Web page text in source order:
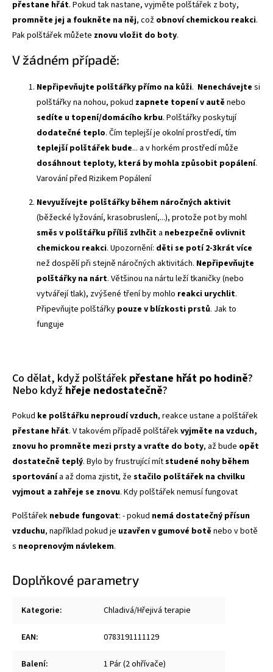
přestane hřát. Pokud tak nastane, vyjměte polštářek z boty,
promněte jej a foukněte na něj, což obnoví chemickou reakci.
Pak polštářek můžete znovu vložit do boty.
V žádném případě:
Nepřipevňujte polštářky přímo na kůži. Nenechávejte si
polštářky na nohou, pokud zapnete topení v autě nebo
sedíte u topení/domácího krbu. Polštářky poskytují
dodatečné teplo. Čím teplejší je okolní prostředí, tím
teplejší polštářek bude... a v horkém prostředí může
dosáhnout teploty, která by mohla způsobit popálení.
Varování před Rizikem Popálení
Nevyužívejte polštářky během náročných aktivit
(běžecké lyžování, krasobruslení,...), protože pot by mohl
směs v polštářku příliš zvlhčit a nebezpečně ovlivnit
chemickou reakci. Upozornění: děti se potí 2-3krát více
než dospělí při stejně náročných aktivitách. Nepřipevňujte
polštářky na nárt. Většinou na nártu leží tkaničky (nebo
vytvářejí tlak), zvýšené tření by mohlo reakci urychlit.
Připevňujte polštářky pouze v blízkosti prstů. Jak to
funguje
Co dělat, když polštářekpřestane hřát po hodině?
Nebo když hřeje nedostatečně?
Pokud ke polštářku neproudí vzduch, reakce ustane a polštářek
přestane hřát. V takovém případě polštářekvyjměte na vzduch,
znovu ho promněte mezi prsty a vraťte do boty, až bude opět
dostatečně teplý. Bylo by frustrující mítstudené nohy během
sportovánía až doma zjistit, že stačilo polštářek na chvilku
vyjmout a zahřeje se znovu. Kdy polštářek nemusí fungovat
Polštářek nebude fungovat: - pokud nemá dostatečný přísun
vzduchu, například pokud je uzavřen v gumové botě nebo v botě
s neoprenovým návlekem.
Doplňkové parametry
Kategorie: Chladivá/Hřejivá terapie
EAN: 0783191111129
Balení: 1 Pár (2 ohřívače)